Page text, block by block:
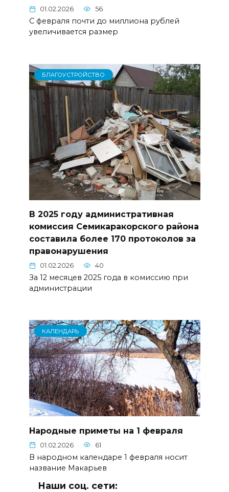
01.02.2026 56
С февраля почти до миллиона рублей
увеличивается размер
БЛАГОУСТРОЙСТВО
В 2025 году административная
комиссия Семикаракорского района
составила более 170 протоколов за
правонарушения
01.02.2026 40
За 12 месяцев 2025 года в комиссию при
администрации
КАЛЕНДАРЬ
Народные приметы на 1 февраля
01.02.2026 61
В народном календаре 1 февраля носит
название Макарьев
Наши соц. сети: